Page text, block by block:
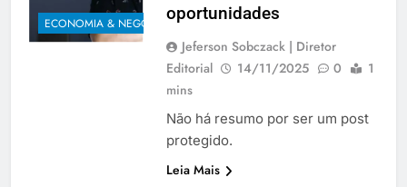
ECONOMIA & NEGÓCIOSoportunidades
Jeferson Sobczack | Diretor
Editorial
14/11/2025 0
1
mins
Não há resumo por ser um post
protegido.
Leia Mais